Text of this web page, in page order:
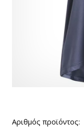
Αριθμός προϊόντος: